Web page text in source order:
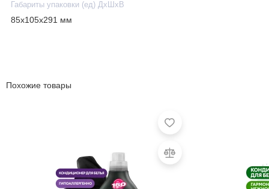
Габариты упаковки (ед) ДхШхВ
85x105x291 мм
Похожие товары